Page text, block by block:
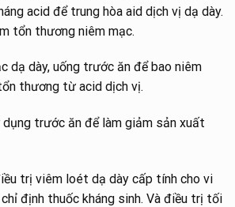
acid để trung hòa aid dịch vị dạ dày.
tổn thương niêm mạc.
dạ dày, uống trước ăn để bao niêm
thương từ acid dịch vị.
dụng trước ăn để làm giảm sản xuất
trị viêm loét dạ dày cấp tính cho vi
định thuốc kháng sinh. Và điều trị tối